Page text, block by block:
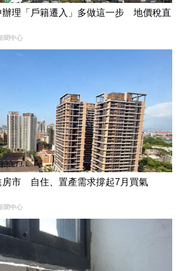
辦理「戶籍遷入」多做這一步 地價稅直
聞中心
房市 自住、置產需求撐起7月買氣
聞中心